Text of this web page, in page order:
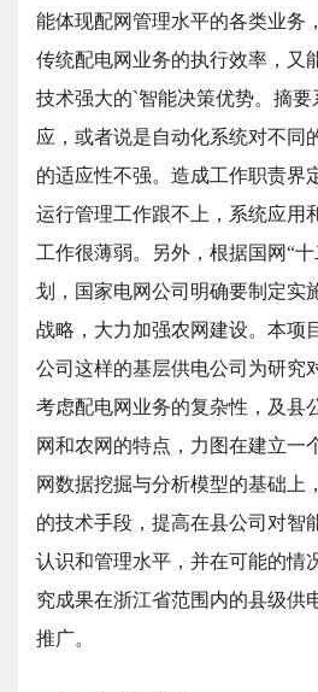
能体现配网管理水平的各类业务
传统配电网业务的执行效率，又
技术强大的`智能决策优势。摘要
应，或者说是自动化系统对不同
的适应性不强。造成工作职责界
运行管理工作跟不上，系统应用
工作很薄弱。另外，根据国网“十
划，国家电网公司明确要制定实
战略，大力加强农网建设。本项
公司这样的基层供电公司为研究
考虑配电网业务的复杂性，及县
网和农网的特点，力图在建立一
网数据挖掘与分析模型的基础上
的技术手段，提高在县公司对智
认识和管理水平，并在可能的情
究成果在浙江省范围内的县级供
推广。